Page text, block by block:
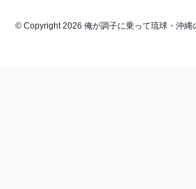
© Copyright 2026 俺が調子に乗って琉球・沖縄